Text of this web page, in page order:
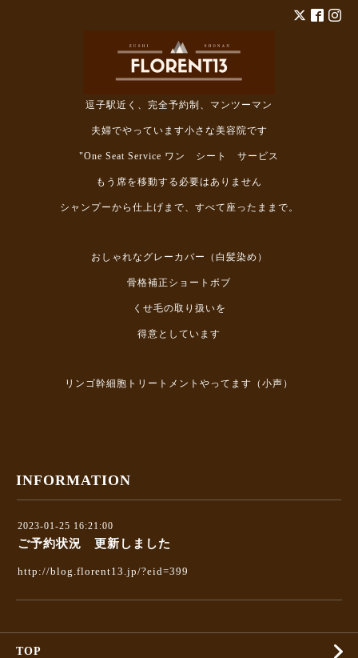
逗子駅近く、完全予約制、マンツーマン
夫婦でやっています小さな美容院です
"One Seat Service ワン シート サービス
もう席を移動する必要はありません
シャンプーから仕上げまで、すべて座ったままで。
おしゃれなグレーカバー（白髪染め）
骨格補正ショートボブ
くせ毛の取り扱いを
得意としています
リンゴ幹細胞トリートメントやってます（小声）
INFORMATION
2023-01-25 16:21:00
ご予約状況 更新しました
http://blog.florent13.jp/?eid=399
TOP